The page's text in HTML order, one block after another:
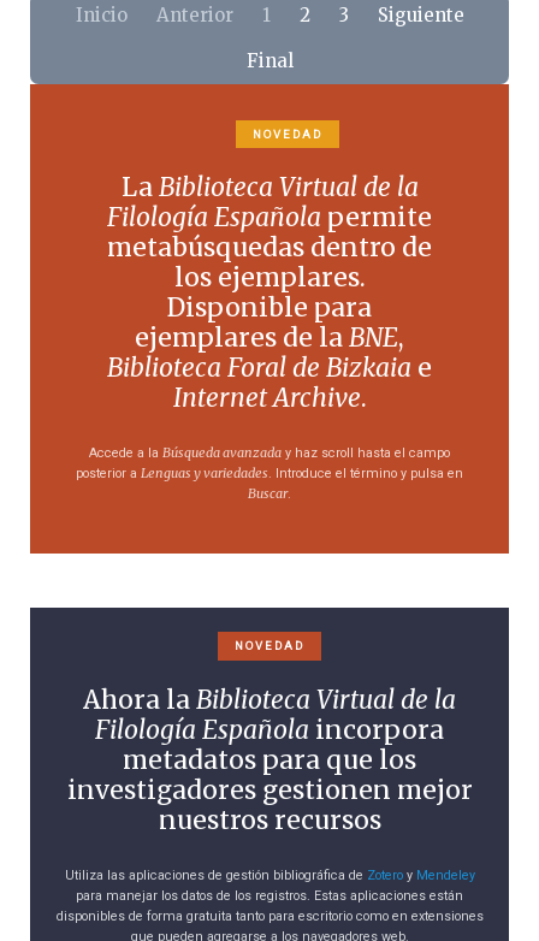
Inicio Anterior 1 2 3
Siguiente
Final
NOVEDAD
LaBiblioteca Virtual de la
Filología Española permite
metabúsquedas dentro de
los ejemplares.
Disponible para
ejemplares de laBNE,
Biblioteca Foral de Bizkaia e
Internet Archive.
Accede a la Búsqueda avanzada y haz scroll hasta el campo
posterior a Lenguas y variedades. Introduce el término y pulsa en
Buscar.
NOVEDAD
Ahora laBiblioteca Virtual de la
Filología Española incorpora
metadatos para que los
investigadores gestionen mejor
nuestros recursos
Utiliza las aplicaciones de gestión bibliográfica de Zoteroy Mendeley
para manejar los datos de los registros. Estas aplicaciones están
disponibles de forma gratuita tanto para escritorio como en extensiones
que pueden agregarse a los navegadores web.